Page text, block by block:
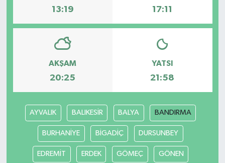
13:19 17:11
AKŞAM
20:25
YATSI
21:58
AYVALIK BALIKESİR BALYA BANDIRMA
BURHANİYE BİGADİÇ DURSUNBEY
EDREMİT ERDEK GÖMEÇ GÖNEN